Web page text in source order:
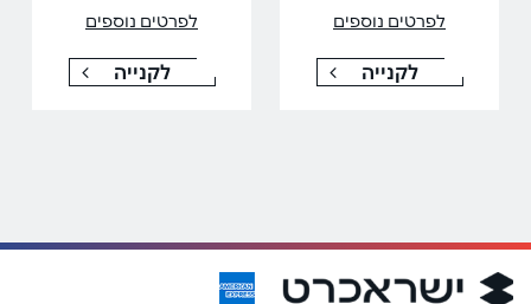
לפרטים נוספים
לקנייה
לפרטים נוספים
לקנייה